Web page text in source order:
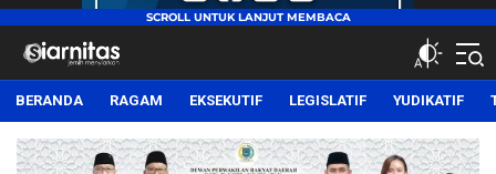
siarnitas
Jernih Menyiarkan
BERANDA RAGAM EKSEKUTIF LEGISLATIF YUDIKATIF